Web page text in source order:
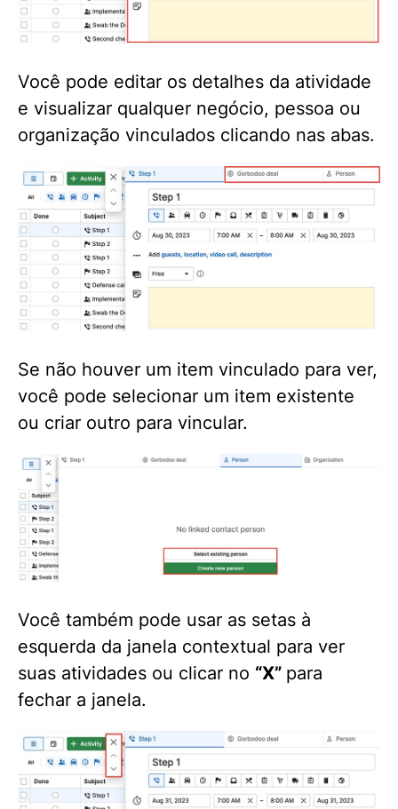
Você pode editar os detalhes da atividade
e visualizar qualquer negócio, pessoa ou
organização vinculados clicando nas abas.
Se não houver um item vinculado para ver,
você pode selecionar um item existente
ou criar outro para vincular.
Você também pode usar as setas à
esquerda da janela contextual para ver
suas atividades ou clicar no “X” para
fechar a janela.